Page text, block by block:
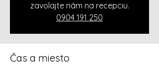
zavolajte nám na recepciu.
0904 191 250
Čas a miesto